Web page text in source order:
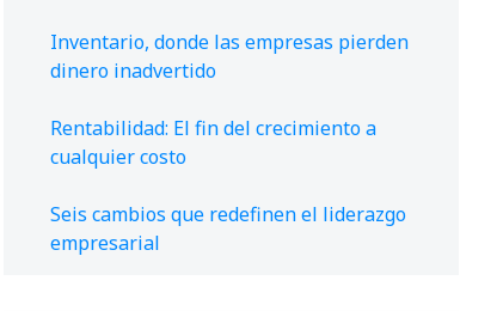
Inventario, donde las empresas pierden
dinero inadvertido
Rentabilidad: El fin del crecimiento a
cualquier costo
Seis cambios que redefinen el liderazgo
empresarial